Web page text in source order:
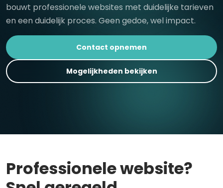
bouwt professionele websites met duidelijke tarieven
en een duidelijk proces. Geen gedoe, wel impact.
Contact opnemen
Mogelijkheden bekijken
Professionele website?